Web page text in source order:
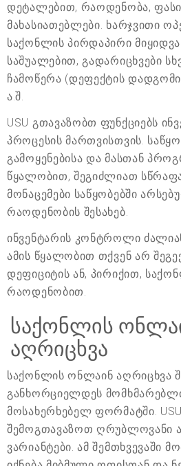
დეტალებით, რაოდენობა, ფასი
მახასიათებლები. ხარჯვითი
საქონლის პირდაპირი მიყიდვა
საშუალებით, გადარიცხვები
ჩამოწერა (დეფექტის
ა.შ.
USU გთავაზობთ ფუნქციებს
პროცესის მართვისთვის.
გამოყენებისა და მასთან
წყალობით, შეგიძლიათ
მონაცემები საწყობებში
რაოდენობის შესახებ.
ინვენტარის კონტროლი
ამის წყალობით თქვენ არ
დეფიციტის ან, პირიქით,
რაოდენობით.
საქონლის
აღრიცხვა
საქონლის ონლაინ აღრიცხვა
განხორციელდეს
მოსახერხებელ ფორმატში.
შემოგთავაზოთ ღრუბლოვანი
ვარიანტები. ამ შემთხვევაში